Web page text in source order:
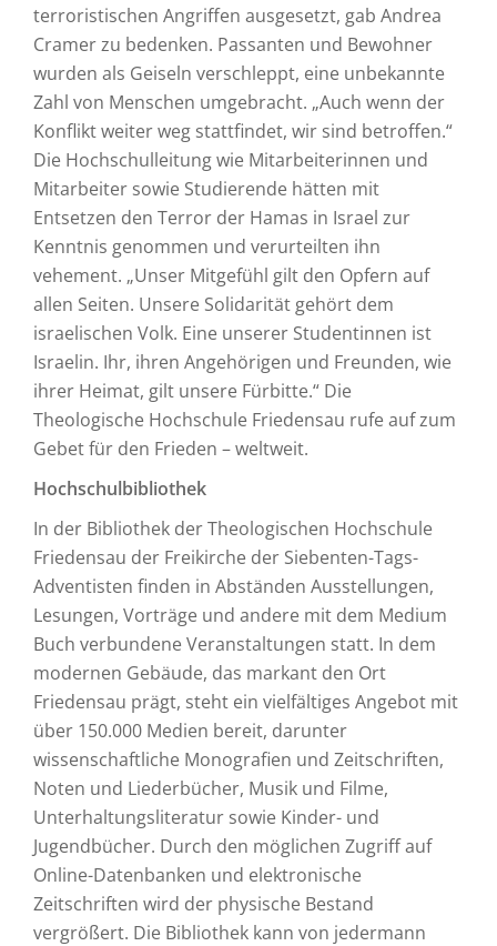
terroristischen Angriffen ausgesetzt, gab Andrea
Cramer zu bedenken. Passanten und Bewohner
wurden als Geiseln verschleppt, eine unbekannte
Zahl von Menschen umgebracht. „Auch wenn der
Konflikt weiter weg stattfindet, wir sind betroffen.“
Die Hochschulleitung wie Mitarbeiterinnen und
Mitarbeiter sowie Studierende hätten mit
Entsetzen den Terror der Hamas in Israel zur
Kenntnis genommen und verurteilten ihn
vehement. „Unser Mitgefühl gilt den Opfern auf
allen Seiten. Unsere Solidarität gehört dem
israelischen Volk. Eine unserer Studentinnen ist
Israelin. Ihr, ihren Angehörigen und Freunden, wie
ihrer Heimat, gilt unsere Fürbitte.“ Die
Theologische Hochschule Friedensau rufe auf zum
Gebet für den Frieden – weltweit.
Hochschulbibliothek
In der Bibliothek der Theologischen Hochschule
Friedensau der Freikirche der Siebenten-Tags-
Adventisten finden in Abständen Ausstellungen,
Lesungen, Vorträge und andere mit dem Medium
Buch verbundene Veranstaltungen statt. In dem
modernen Gebäude, das markant den Ort
Friedensau prägt, steht ein vielfältiges Angebot mit
über 150.000 Medien bereit, darunter
wissenschaftliche Monografien und Zeitschriften,
Noten und Liederbücher, Musik und Filme,
Unterhaltungsliteratur sowie Kinder- und
Jugendbücher. Durch den möglichen Zugriff auf
Online-Datenbanken und elektronische
Zeitschriften wird der physische Bestand
vergrößert. Die Bibliothek kann von jedermann